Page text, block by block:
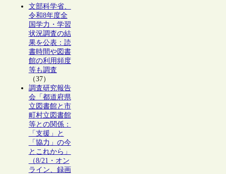
文部科学省、
令和8年度全
国学力・学習
状況調査の結
果を公表：読
書時間や図書
館の利用頻度
等も調査
（37）
調査研究報告
会「都道府県
立図書館と市
町村立図書館
等との関係：
「支援」と
「協力」の今
とこれから」
（8/21・オン
ライン、録画